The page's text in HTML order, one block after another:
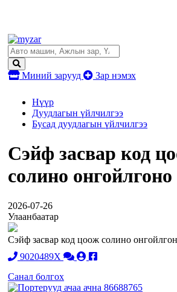
Миний зарууд Зар нэмэх
Нүүр
Дуудлагын үйлчилгээ
Бусад дуудлагын үйлчилгээ
Сэйф засвар код
солино онгойлгоно
2026-07-26
Улаанбаатар
Сэйф засвар код цоож солино
9020489X
Санал болгох